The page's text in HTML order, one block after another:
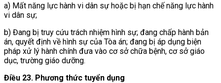
a) Mất năng lực hành vi dân sự hoặc bị hạn chế năng lực hành
vi dân sự;
b) Đang bị truy cứu trách nhiệm hình sự; đang chấp hành bản
án, quyết định về hình sự của Tòa án; đang bị áp dụng biện
pháp xử lý hành chính đưa vào cơ sở chữa bệnh, cơ sở giáo
dục, trường giáo dưỡng.
Điều 23. Phương thức tuyển dụng